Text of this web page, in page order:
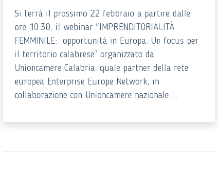
Si terrà il prossimo 22 febbraio a partire dalle
ore 10:30, il webinar "IMPRENDITORIALITÀ
FEMMINILE: opportunità in Europa. Un focus per
il territorio calabrese” organizzato da
Unioncamere Calabria, quale partner della rete
europea Enterprise Europe Network, in
collaborazione con Unioncamere nazionale ...